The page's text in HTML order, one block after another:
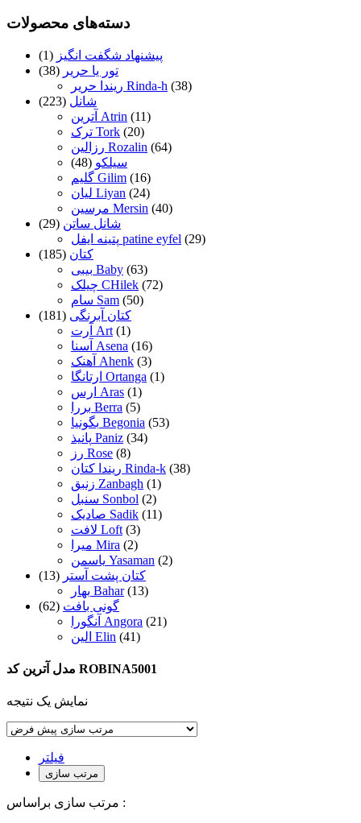
دسته‌های محصولات
پیشنهاد شگفت انگیز (1)
تور یا حریر (38)
ریندا حریر Rinda-h (38)
شانل (223)
آترین Atrin (11)
ترک Tork (20)
رزالین Rozalin (64)
سیلکو (48)
گلیم Gilim (16)
لیان Liyan (24)
مرسین Mersin (40)
شانل ساتن (29)
پتینه ایفل patine eyfel (29)
کتان (185)
بیبی Baby (63)
چیلک CHilek (72)
سام Sam (50)
کتان آبرنگی (181)
آرت Art (1)
آسنا Asena (16)
آهنک Ahenk (3)
ارتانگا Ortanga (1)
ارس Aras (1)
بررا Berra (5)
بگونیا Begonia (53)
پانیذ Paniz (34)
رز Rose (8)
ریندا کتان Rinda-k (38)
زنبق Zanbagh (1)
سنبل Sonbol (2)
صادیک Sadik (11)
لافت Loft (3)
میرا Mira (2)
یاسمن Yasaman (2)
کتان پشت آستر (13)
بهار Bahar (13)
گونی بافت (62)
آنگورا Angora (21)
الین Elin (41)
مدل آترین کد ROBINA5001
نمایش یک نتیجه
فیلتر
مرتب سازی
مرتب سازی براساس :